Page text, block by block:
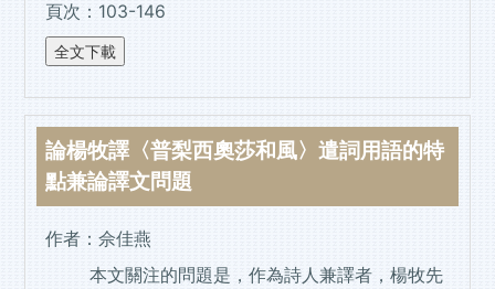
頁次：103-146
論楊牧譯〈普梨西奧莎和風〉遣詞用語的特
點兼論譯文問題
作者：佘佳燕
本文關注的問題是，作為詩人兼譯者，楊牧先